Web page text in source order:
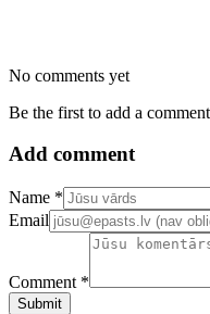
No comments yet
Be the first to add a
Add comment
Confirm your email address
Name *
Email
Comment *
Submit